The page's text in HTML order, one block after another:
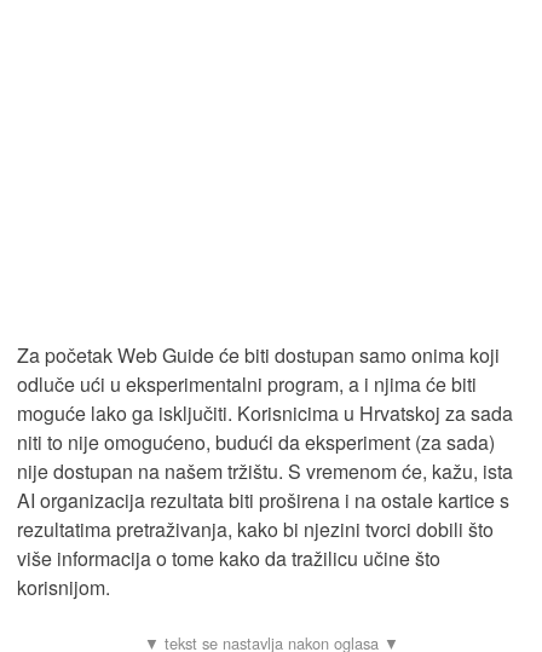
Za početak Web Guide će biti dostupan samo onima koji
odluče ući u eksperimentalni program, a i njima će biti
moguće lako ga isključiti. Korisnicima u Hrvatskoj za sada
niti to nije omogućeno, budući da eksperiment (za sada)
nije dostupan na našem tržištu. S vremenom će, kažu, ista
AI organizacija rezultata biti proširena i na ostale kartice s
rezultatima pretraživanja, kako bi njezini tvorci dobili što
više informacija o tome kako da tražilicu učine što
korisnijom.